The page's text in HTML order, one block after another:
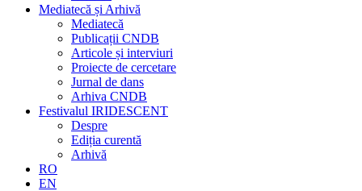
Mediatecă și Arhivă
Mediatecă
Publicații CNDB
Articole și interviuri
Proiecte de cercetare
Jurnal de dans
Arhiva CNDB
Festivalul IRIDESCENT
Despre
Ediția curentă
Arhivă
RO
EN